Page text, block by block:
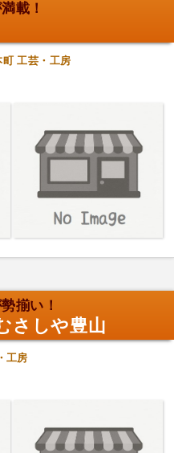
載！
町 工芸・工房
揃い！
さしや豊山
工房